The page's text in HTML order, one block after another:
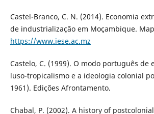
Castel-Branco, C. N. (2014). Economia
de industrialização em Moçambique.
https://www.iese.ac.mz
Castelo, C. (1999). O modo português de
luso-tropicalismo e a ideologia colonial
1961). Edições Afrontamento.
Chabal, P. (2002). A history of